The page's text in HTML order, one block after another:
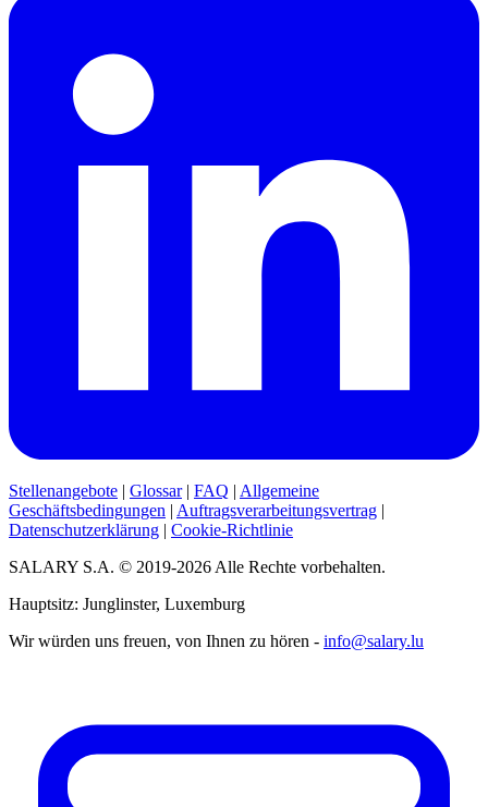
Stellenangebote | Glossar| FAQ | Allgemeine
Geschäftsbedingungen | Auftragsverarbeitungsvertrag |
Datenschutzerklärung | Cookie-Richtlinie
SALARY S.A. © 2019-2026 Alle Rechte vorbehalten.
Hauptsitz: Junglinster, Luxemburg
Wir würden uns freuen, von Ihnen zu hören - info@salary.lu